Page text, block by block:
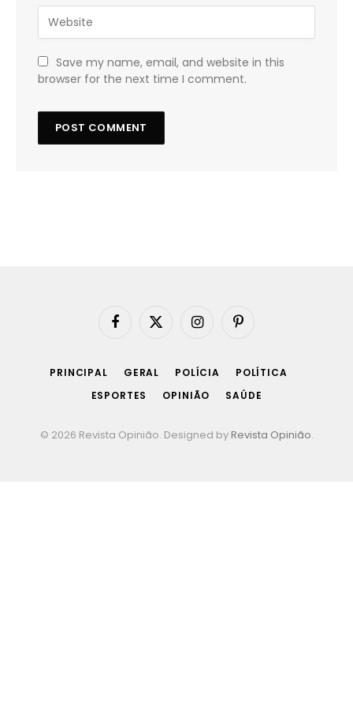
Save my name, email, and website in this
browser for the next time I comment.
Facebook
X
InstagramPinterest
PRINCIPAL GERAL POLÍCIA
POLÍTICA
ESPORTES
OPINIÃO SAÚDE
© 2026 Revista Opinião. Designed by Revista Opinião.